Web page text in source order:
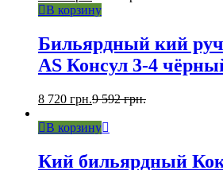
В корзину
Бильярдный кий
AS Консул 3-4
8 720 грн.9 592грн.
В корзину
Кий бильярдный